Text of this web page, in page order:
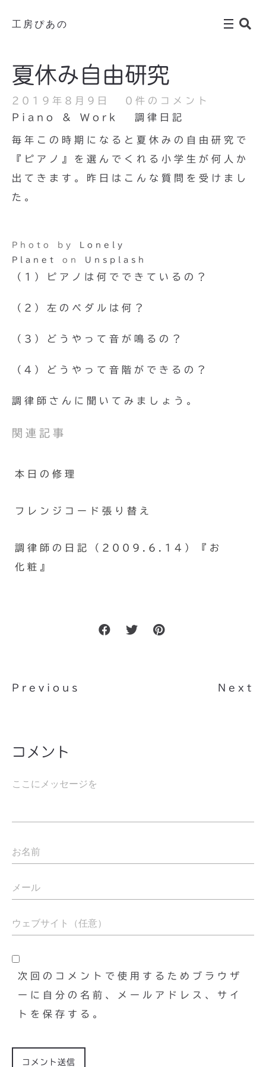
工房ぴあの
夏休み自由研究
2019年8月9日
0件のコメント
Piano & Work
調律日記
毎年この時期になると夏休みの自由研究で
『ピアノ』を選んでくれる小学生が何人か
出てきます。昨日はこんな質問を受けまし
た。
Photo by
Lonely
Planet
on Unsplash
（1）ピアノは何でできているの？
（2）左のペダルは何？
（3）どうやって音が鳴るの？
（4）どうやって音階ができるの？
調律師さんに聞いてみましょう。
関連記事
本日の修理
フレンジコード張り替え
調律師の日記（2009.6.14）『お
化粧』
Previous Next
コメント
次回のコメントで使用するためブラウザ
ーに自分の名前、メールアドレス、サイ
トを保存する。